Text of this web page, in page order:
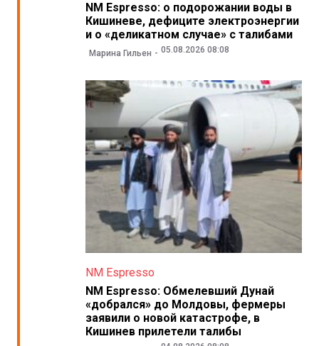
NM Espresso: о подорожании воды в
Кишиневе, дефиците электроэнергии
и о «деликатном случае» с талибами
Марина Гильен 05.08.2026 08:08
NM Espresso
NM Espresso: Обмелевший Дунай
«добрался» до Молдовы, фермеры
заявили о новой катастрофе, в
Кишинев прилетели талибы